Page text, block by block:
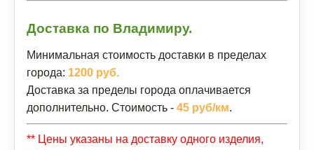
Доставка по Владимиру.
Минимальная стоимость доставки в пределах
города: 1200 руб.
Доставка за пределы города оплачивается
дополнительно. Стоимость - 45 руб/км.
** Цены указаны на доставку одного изделия,